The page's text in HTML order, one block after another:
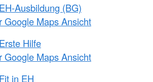
Ausbildung (BG)
Google Maps Ansicht
Hilfe
Google Maps Ansicht
in EH